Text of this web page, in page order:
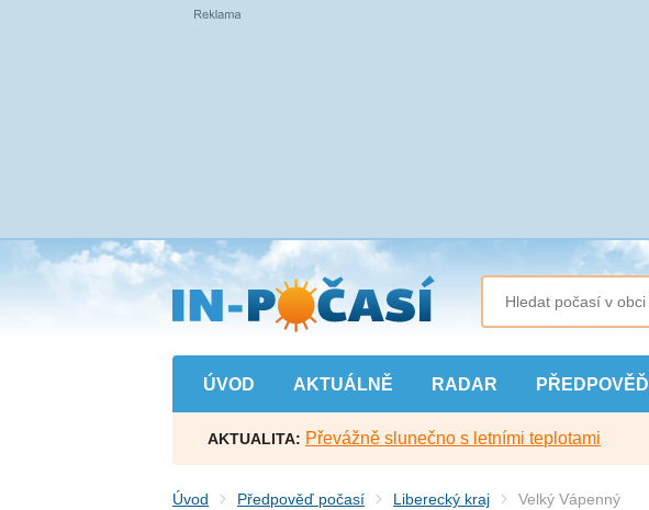
Přejít
na
hlavní
obsah
ÚVOD AKTUÁLNĚ RADAR PŘEDPOVĚĎ
AKTUALITA: Převážně slunečno s letními teplotami
Úvod Předpověď počasí Liberecký kraj Velký Vápenný